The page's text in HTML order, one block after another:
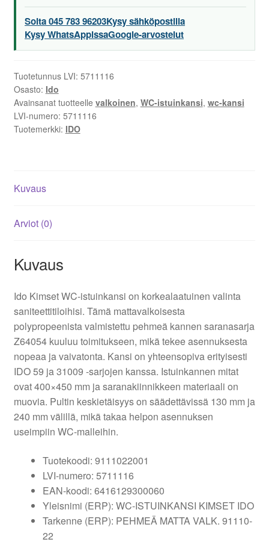
Soita 045 783 96203Kysy sähköpostilla
Kysy WhatsAppissaGoogle-arvostelut
Tuotetunnus LVI: 5711116
Osasto: Ido
Avainsanat tuotteelle valkoinen, WC-istuinkansi, wc-kansi
LVI-numero: 5711116
Tuotemerkki: IDO
Kuvaus
Arviot (0)
Kuvaus
Ido Kimset WC-istuinkansi on korkealaatuinen valinta
saniteettitiloihisi. Tämä mattavalkoisesta
polypropeenista valmistettu pehmeä kannen saranasarja
Z64054 kuuluu toimitukseen, mikä tekee asennuksesta
nopeaa ja vaivatonta. Kansi on yhteensopiva erityisesti
IDO 59 ja 31009 -sarjojen kanssa. Istuinkannen mitat
ovat 400×450 mm ja saranakiinnikkeen materiaali on
muovia. Pultin keskietäisyys on säädettävissä 130 mm ja
240 mm välillä, mikä takaa helpon asennuksen
useimpiin WC-malleihin.
Tuotekoodi: 9111022001
LVI-numero: 5711116
EAN-koodi: 6416129300060
Yleisnimi (ERP): WC-ISTUINKANSI KIMSET IDO
Tarkenne (ERP): PEHMEÄ MATTA VALK. 91110-
22